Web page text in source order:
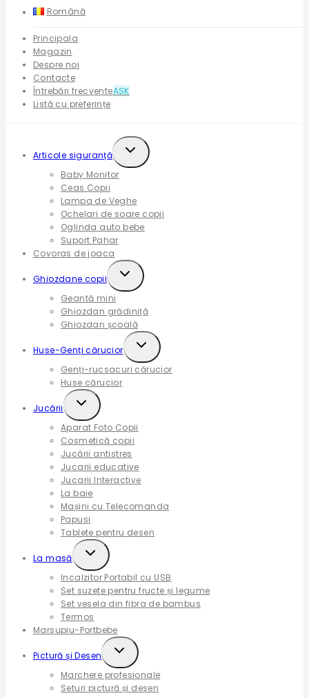
Română
Principala
Magazin
Despre noi
Contacte
Întrebări frecventeASK
Listă cu preferințe
Articole siguranță
Expand
Baby Monitor
Ceas Copii
Lampa de Veghe
Ochelari de soare copii
Oglinda auto bebe
Suport Pahar
Covoras de joaca
Ghiozdane copii
Expand
Geantă mini
Ghiozdan grădiniță
Ghiozdan școală
Huse-Genți cărucior
Expand
menu
Genți-rucsacuri cărucior
Huse cărucior
Jucării
Expand
menu
Aparat Foto Copii
Cosmetică copii
Jucării antistres
Jucarii educative
Jucarii Interactive
La baie
Mașini cu Telecomanda
Papusi
Tablete pentru desen
La masă
Expand
menu
Incalzitor Portabil cu USB
Set suzete pentru fructe și legume
Set vesela din fibra de bambus
Termos
Marsupiu-Portbebe
Pictură și Desen
Expand
menu
Marchere profesionale
Seturi pictură și desen